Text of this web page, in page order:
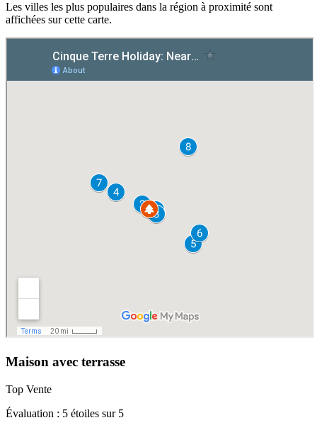
Les villes les plus populaires dans la région à proximité sont
affichées sur cette carte.
Maison avec terrasse
Top Vente
Évaluation : 5 étoiles sur 5